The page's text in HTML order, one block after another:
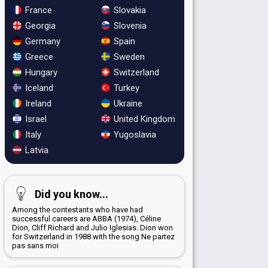
France
Georgia
Germany
Greece
Hungary
Iceland
Ireland
Israel
Italy
Latvia
Slovakia
Slovenia
Spain
Sweden
Switzerland
Turkey
Ukraine
United Kingdom
Yugoslavia
Did you know...
Among the contestants who have had
successful careers are ABBA (1974), Céline
Dion, Cliff Richard and Julio Iglesias. Dion won
for Switzerland in 1988 with the song Ne partez
pas sans moi